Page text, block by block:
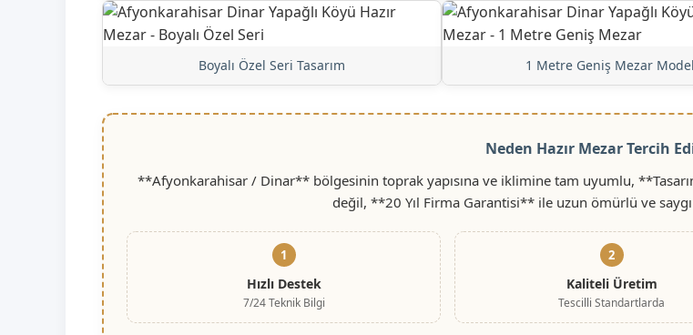
Boyalı Özel Seri Tasarım 1 Metre Geniş Mezar
Neden Hazır Mezar Tercih
**Afyonkarahisar / Dinar** bölgesinin toprak yapısına ve iklimine tam uyumlu,
değil, **20 Yıl Firma Garantisi** ile uzun ömürlü ve
1
Hızlı Destek
7/24 Teknik Bilgi
2
Kaliteli Üretim
Tescilli Standartlarda